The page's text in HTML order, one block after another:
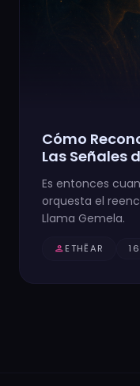
Cómo
Las Señales
Es entonces
orquesta el
Llama Gemela.
personETHĒAR